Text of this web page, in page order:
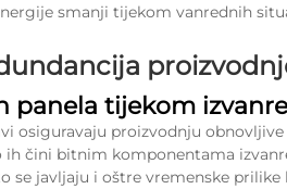
smanji tijekom vanrednih
panela tijekom
osiguravaju proizvodnju
čini bitnim komponentama
se javljaju i oštre vremenske